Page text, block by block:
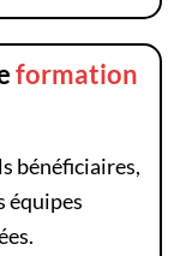
formation
bénéficiaires,
équipes